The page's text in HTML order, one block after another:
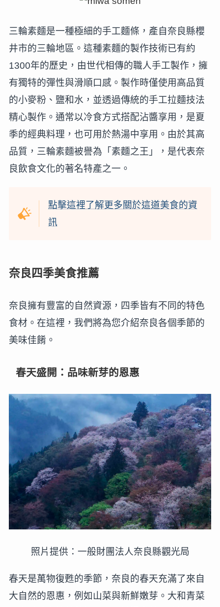
三輪素麵是一種極細的手工麵條，產自奈良縣櫻
井市的三輪地區。這種素麵的製作技術已有約
1300年的歷史，由世代相傳的職人手工製作，擁
有獨特的彈性與滑順口感。製作時僅使用高品質
的小麥粉、鹽和水，並透過傳統的手工拉麵技法
精心製作。通常以冷食方式搭配沾醬享用，是夏
季的經典料理，也可用於熱湯中享用。由於其高
品質，三輪素麵被譽為「素麵之王」，是代表奈
良飲食文化的著名特產之一。
點擊這裡了解更多關於這道美食的資
訊
奈良四季美食推薦
奈良擁有豐富的自然資源，四季皆有不同的特色
食材。在這裡，我們將為您介紹奈良各個季節的
美味佳餚。
春天盛開：品味新芽的恩惠
照片提供：一般財團法人奈良縣觀光局
春天是萬物復甦的季節，奈良的春天充滿了來自
大自然的恩惠，例如山菜與新鮮嫩芽。大和青菜